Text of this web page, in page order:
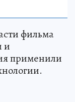
фильма
и
применили